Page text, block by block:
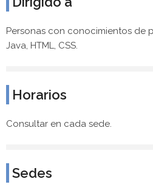
Personas con conocimientos de
Java, HTML, CSS.
Horarios
Consultar en cada sede.
Sedes